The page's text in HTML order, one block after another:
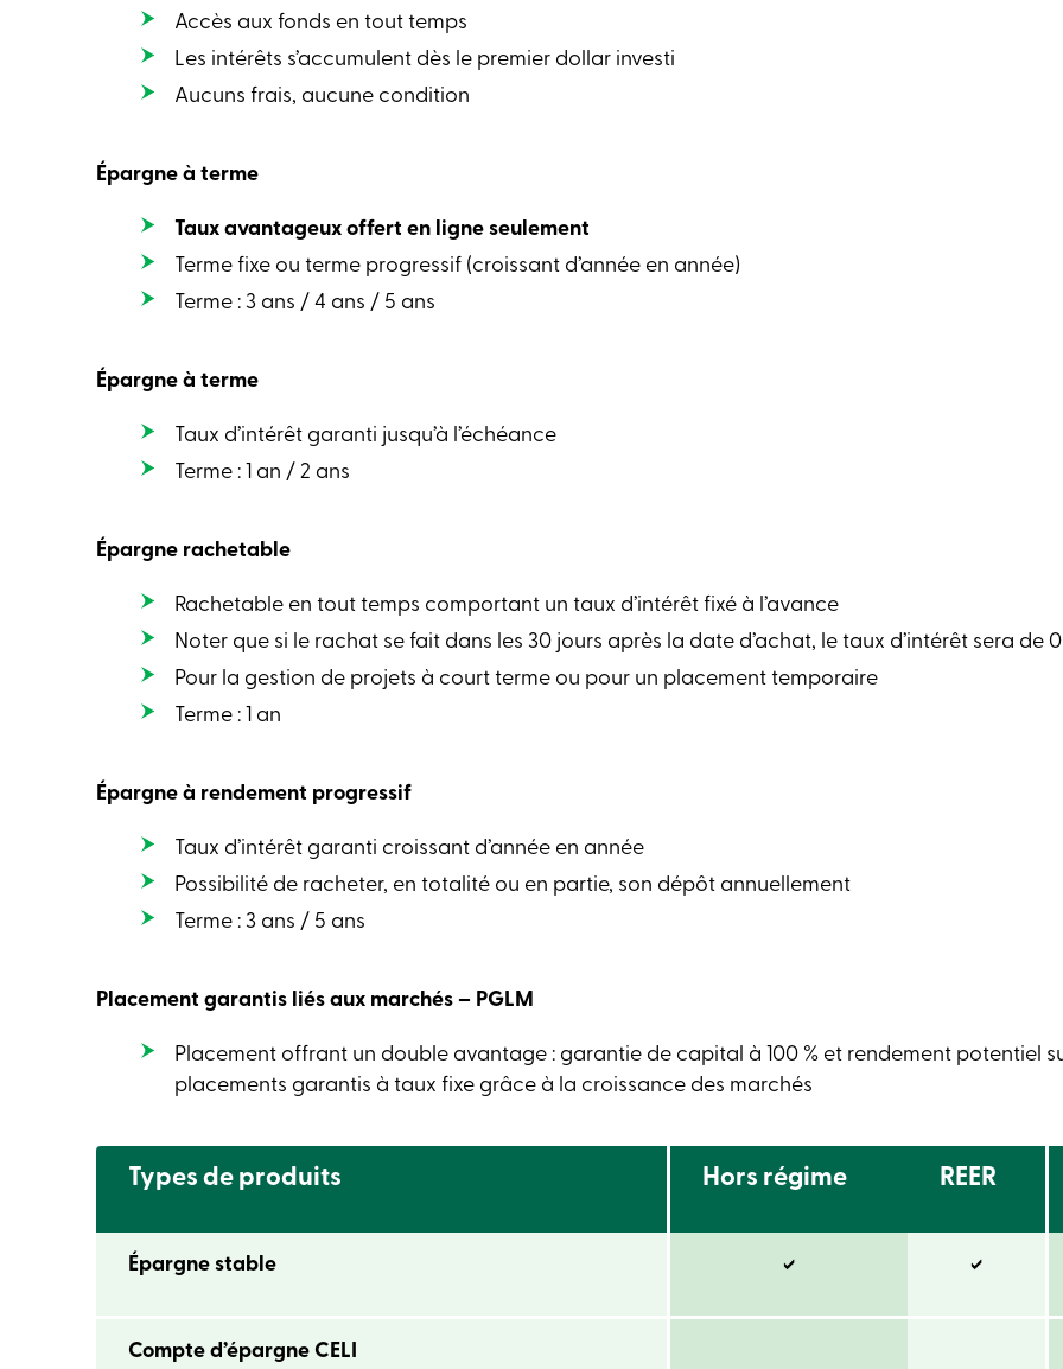
Accès aux fonds en tout temps
Les intérêts s’accumulent dès le premier dollar investi
Aucuns frais, aucune condition
Épargne à terme
Taux avantageux offert en ligne seulement
Terme fixe ou terme progressif (croissant d’année en année)
Terme : 3 ans / 4 ans / 5 ans
Épargne à terme
Taux d’intérêt garanti jusqu’à l’échéance
Terme : 1 an / 2 ans
Épargne rachetable
Rachetable en tout temps comportant un taux d’intérêt fixé à l’avance
Noter que si le rachat se fait dans les 30 jours après la date d’achat, le taux d’intérêt sera de
Pour la gestion de projets à court terme ou pour un placement temporaire
Terme : 1 an
Épargne à rendement progressif
Taux d’intérêt garanti croissant d’année en année
Possibilité de racheter, en totalité ou en partie, son dépôt annuellement
Terme : 3 ans / 5 ans
Placement garantis liés aux marchés – PGLM
Placement offrant un double avantage : garantie de capital à 100 % et rendement potentiel
placements garantis à taux fixe grâce à la croissance des marchés
Types de produits Hors régime REER
Épargne stable
Compte d’épargne CELI